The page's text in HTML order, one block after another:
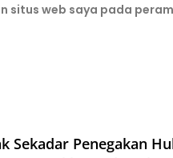
situs web saya pada
Sekadar Penegakan